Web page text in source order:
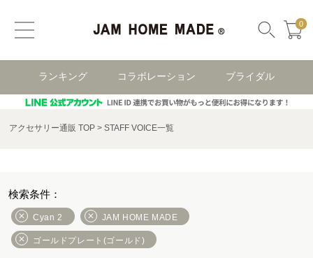
0
ランキング コラボレーション ブライダル
アクセサリー通販 TOP STAFF VOICE一覧
Cyan 2 JAM HOME MADE
ゴールドプレート(ゴールド)